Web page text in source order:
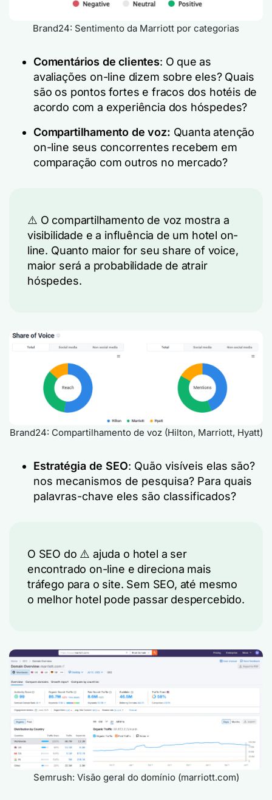
Brand24: Sentimento da Marriott por categorias
Comentários de clientes: O que as
avaliações on-line dizem sobre eles? Quais
são os pontos fortes e fracos dos hotéis de
acordo com a experiência dos hóspedes?
Compartilhamento de voz: Quanta atenção
on-line seus concorrentes recebem em
comparação com outros no mercado?
⚠️ O compartilhamento de voz mostra a
visibilidade e a influência de um hotel on-
line. Quanto maior for seu share of voice,
maior será a probabilidade de atrair
hóspedes.
Brand24: Compartilhamento de voz (Hilton, Marriott, Hyatt)
Estratégia de SEO: Quão visíveis elas são?
nos mecanismos de pesquisa? Para quais
palavras-chave eles são classificados?
O SEO do ⚠️ ajuda o hotel a ser
encontrado on-line e direciona mais
tráfego para o site. Sem SEO, até mesmo
o melhor hotel pode passar despercebido.
Semrush: Visão geral do domínio (marriott.com)